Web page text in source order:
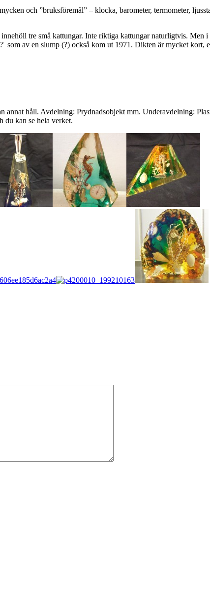
och ”bruksföremål” – klocka, barometer, termometer,
tre små kattungar. Inte riktiga kattungar naturligtvis.
som av en slump (?) också kom ut 1971. Dikten är mycket kort,
annat håll. Avdelning: Prydnadsobjekt mm. Underavdelning:
du kan se hela verket.